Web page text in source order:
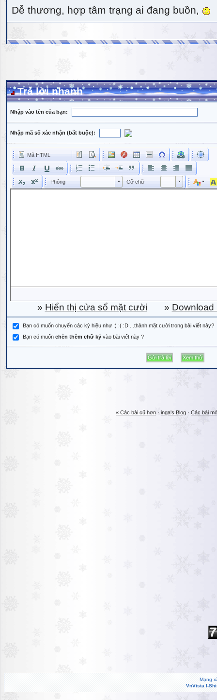
Dễ thương, hợp tâm trạng ai đang buồn,
Trả lời nhanh
Nhập vào tên của bạn:
Nhập mã số xác nhận (bắt buộc):
Mã HTML
Phông Phông Cỡ chữ Kích cỡ phông
» Hiển thị cửa sổ mặt cười » Download
Bạn có muốn chuyển các ký hiệu như :) :( :D ...thành mặt cười trong bài viết này?
Bạn có muốn chèn thêm chữ ký vào bài viết này ?
« Các bài cũ hơn · inga's Blog · Các bài
Mạng
VnVista I-